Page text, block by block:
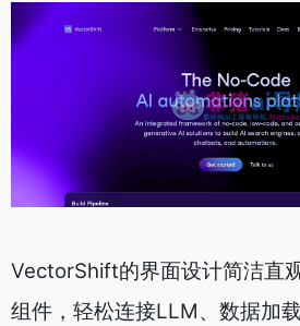
VectorShift的界面设计简洁直
组件，轻松连接LLM、数据加